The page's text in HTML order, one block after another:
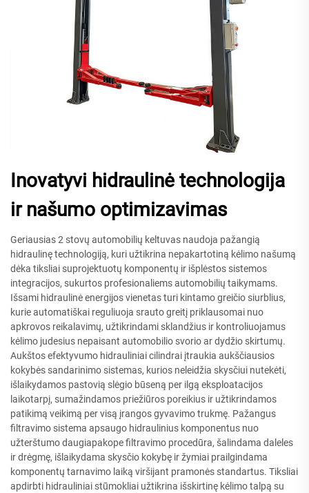
Inovatyvi hidraulinė technologija
ir našumo optimizavimas
Geriausias 2 stovų automobilių keltuvas naudoja pažangią
hidraulinę technologiją, kuri užtikrina nepakartotiną kėlimo našumą
dėka tiksliai suprojektuotų komponentų ir išplėstos sistemos
integracijos, sukurtos profesionaliems automobilių taikymams.
Išsami hidraulinė energijos vienetas turi kintamo greičio siurblius,
kurie automatiškai reguliuoja srauto greitį priklausomai nuo
apkrovos reikalavimų, užtikrindami sklandžius ir kontroliuojamus
kėlimo judesius nepaisant automobilio svorio ar dydžio skirtumų.
Aukštos efektyvumo hidrauliniai cilindrai įtraukia aukščiausios
kokybės sandarinimo sistemas, kurios neleidžia skysčiui nutekėti,
išlaikydamos pastovią slėgio būseną per ilgą eksploatacijos
laikotarpį, sumažindamos priežiūros poreikius ir užtikrindamos
patikimą veikimą per visą įrangos gyvavimo trukmę. Pažangus
filtravimo sistema apsaugo hidraulinius komponentus nuo
užterštumo daugiapakope filtravimo procedūra, šalindama daleles
ir drėgmę, išlaikydama skysčio kokybę ir žymiai prailgindama
komponentų tarnavimo laiką viršijant pramonės standartus. Tiksliai
apdirbti hidrauliniai stūmokliai užtikrina išskirtinę kėlimo talpą su